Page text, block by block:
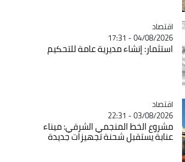
Catégorie
اقتصاد
04/08/2026 - 17:31
استثمار: إنشاء مديرية عامة للتحكيم
Catégorie
اقتصاد
03/08/2026 - 22:31
مشروع الخط المنجمي الشرقي: ميناء
عنابة يستقبل شحنة تجهيزات جديدة